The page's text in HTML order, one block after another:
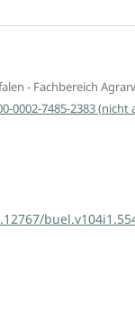
- Fachbereich
0002-7485-2383